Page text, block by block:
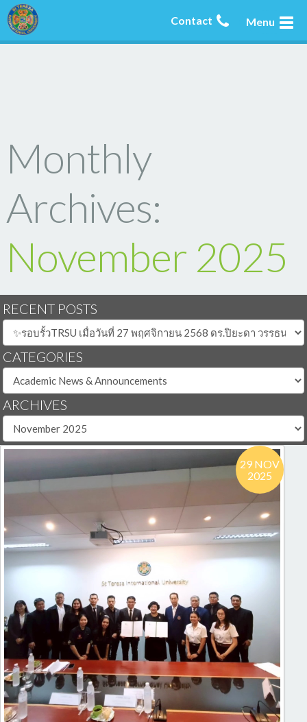
Menu
Contact
Monthly
Archives:
November 2025
RECENT POSTS
CATEGORIES
ARCHIVES
29 NOV
2025